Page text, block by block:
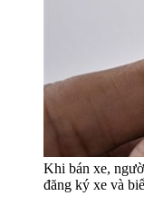
Khi bán xe,
đăng ký xe và